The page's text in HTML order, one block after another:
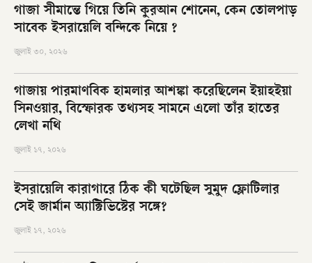
গাজা সীমান্তে গিয়ে তিনি কুরআন শোনেন, কেন তোলপাড়
সাবেক ইসরায়েলি বন্দিকে নিয়ে ?
জুলাই ৩০, ২০২৬
গাজায় পারমাণবিক হামলার আশঙ্কা করেছিলেন ইয়াহইয়া
সিনওয়ার, বিস্ফোরক তথ্যসহ সামনে এলো তাঁর হাতের
লেখা নথি
জুলাই ১৭, ২০২৬
ইসরায়েলি কারাগারে ঠিক কী ঘটেছিল সুমুদ ফ্লোটিলার
সেই জার্মান অ্যাক্টিভিস্টের সঙ্গে?
জুলাই ১৭, ২০২৬